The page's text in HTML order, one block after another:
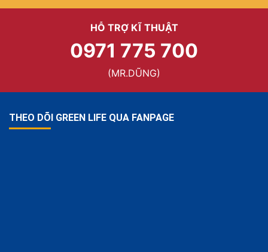
HỖ TRỢ KĨ THUẬT
0971 775 700
(MR.DŨNG)
THEO DÕI GREEN LIFE QUA FANPAGE